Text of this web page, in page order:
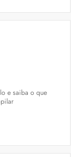
e saiba o que